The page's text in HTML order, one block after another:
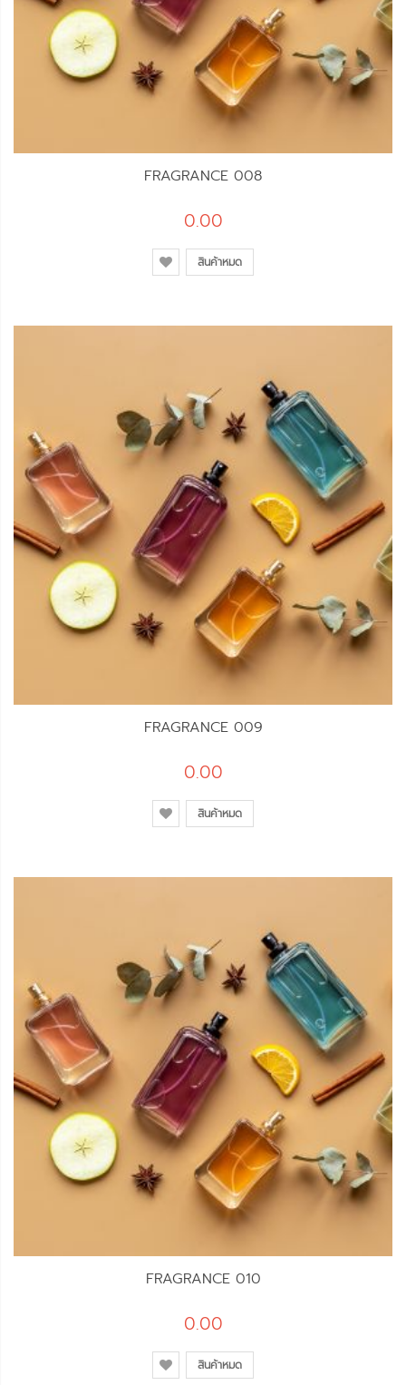
FRAGRANCE 008
0.00
สินค้าหมด
FRAGRANCE 009
0.00
สินค้าหมด
FRAGRANCE 010
0.00
สินค้าหมด